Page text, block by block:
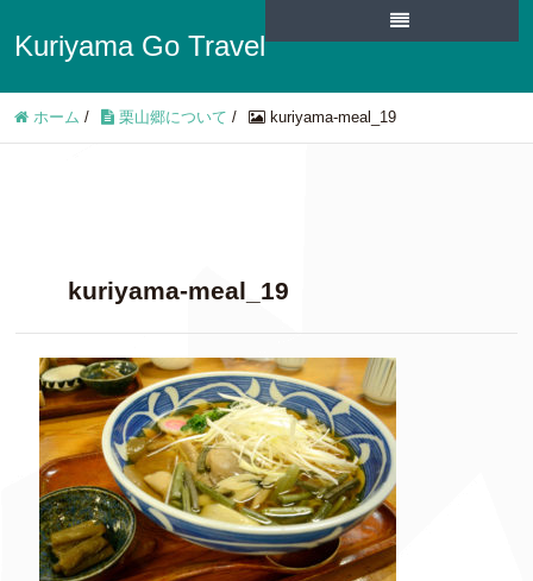
Kuriyama Go Travel
ホーム / 栗山郷について / kuriyama-meal_19
kuriyama-meal_19